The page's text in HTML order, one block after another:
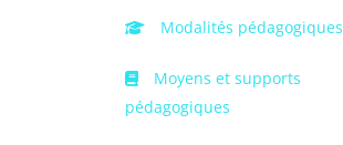
Modalités pédagogiques
Moyens et supports
pédagogiques